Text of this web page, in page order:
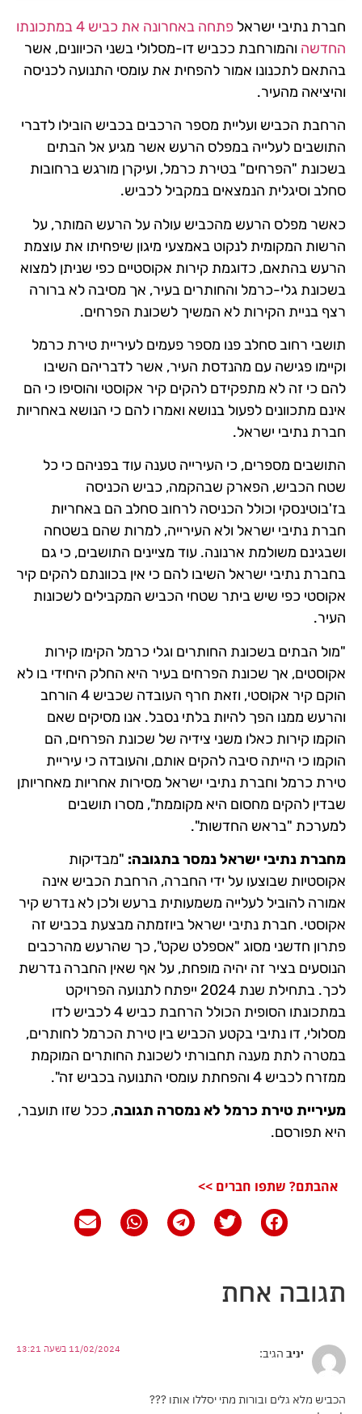
חברת נתיבי ישראל
פתחה באחרונה את כביש 4 במתכונתו
החדשה והמורחבת ככביש דו-מסלולי בשני הכיוונים, אשר
בהתאם לתכנונו אמור להפחית את עומסי התנועה לכניסה
והיציאה מהעיר.
הרחבת הכביש ועליית מספר הרכבים בכביש הובילו לדברי
התושבים לעלייה במפלס הרעש אשר מגיע אל הבתים
בשכונת "הפרחים" בטירת כרמל, ועיקרן מורגש ברחובות
סחלב וסיגלית הנמצאים במקביל לכביש.
כאשר מפלס הרעש מהכביש עולה על הרעש המותר, על
הרשות המקומית לנקוט באמצעי מיגון שיפחיתו את עוצמת
הרעש בהתאם, כדוגמת קירות אקוסטיים כפי שניתן למצוא
בשכונת גלי-כרמל והחותרים בעיר, אך מסיבה לא ברורה
רצף בניית הקירות לא המשיך לשכונת הפרחים.
תושבי רחוב סחלב פנו מספר פעמים לעיריית טירת כרמל
וקיימו פגישה עם מהנדסת העיר, אשר לדבריהם השיבו
להם כי זה לא מתפקידם להקים קיר אקוסטי והוסיפו כי הם
אינם מתכוונים לפעול בנושא ואמרו להם כי הנושא באחריות
חברת נתיבי ישראל.
התושבים מספרים, כי העירייה טענה עוד בפניהם כי כל
שטח הכביש, הפארק שבהקמה, כביש הכניסה
בז'בוטינסקי וכולל הכניסה לרחוב סחלב הם באחריות
חברת נתיבי ישראל ולא העירייה, למרות שהם בשטחה
ושבגינם משולמת ארנונה. עוד מציינים התושבים, כי גם
בחברת נתיבי ישראל השיבו להם כי אין בכוונתם להקים קיר
אקוסטי כפי שיש ביתר שטחי הכביש המקבילים לשכונות
העיר.
"מול הבתים בשכונת החותרים וגלי כרמל הקימו קירות
אקוסטים, אך שכונת הפרחים בעיר היא החלק היחידי בו לא
הוקם קיר אקוסטי, וזאת חרף העובדה שכביש 4 הורחב
והרעש ממנו הפך להיות בלתי נסבל. אנו מסיקים שאם
הוקמו קירות כאלו משני צידיה של שכונת הפרחים, הם
הוקמו כי הייתה סיבה להקים אותם, והעובדה כי עיריית
טירת כרמל וחברת נתיבי ישראל מסירות אחריות מאחריותן
שבדין להקים מחסום היא מקוממת", מסרו תושבים
למערכת "בראש החדשות".
מחברת נתיבי ישראל נמסר בתגובה: "מבדיקות
אקוסטיות שבוצעו על ידי החברה, הרחבת הכביש אינה
אמורה להוביל לעלייה משמעותית ברעש ולכן לא נדרש קיר
אקוסטי. חברת נתיבי ישראל ביוזמתה מבצעת בכביש זה
פתרון חדשני מסוג "אספלט שקט", כך שהרעש מהרכבים
הנוסעים בציר זה יהיה מופחת, על אף שאין החברה נדרשת
לכך. בתחילת שנת 2024 ייפתח לתנועה הפרויקט
במתכונתו הסופית הכולל הרחבת כביש 4 לכביש לדו
מסלולי, דו נתיבי בקטע הכביש בין טירת הכרמל לחותרים,
במטרה לתת מענה תחבורתי לשכונת החותרים המוקמת
ממזרח לכביש 4 והפחתת עומסי התנועה בכביש זה".
מעיריית טירת כרמל לא נמסרה תגובה, ככל שזו תועבר,
היא תפורסם.
אהבתם? שתפו חברים >>
תגובה אחת
יניב הגיב: 11/02/2024 בשעה 13:21
הכביש מלא גלים ובורות מתי יסללו אותו ???